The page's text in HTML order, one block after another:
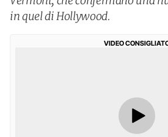
in quel di Hollywood.
VIDEO